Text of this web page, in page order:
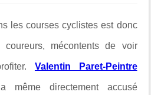
les courses cyclistes est donc
mécontents de voir
Valentin Paret-Peintre
même directement accusé